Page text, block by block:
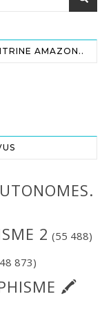
AMAZON..
2 (55 488)
873)
🖍